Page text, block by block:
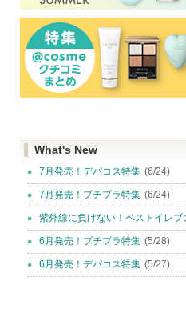
What's New
7月発売！デパコス特集 (6/24)
7月発売！プチプラ特集 (6/24)
紫外線に負けない！ベストイレブ
6月発売！プチプラ特集 (5/28)
6月発売！デパコス特集 (5/27)